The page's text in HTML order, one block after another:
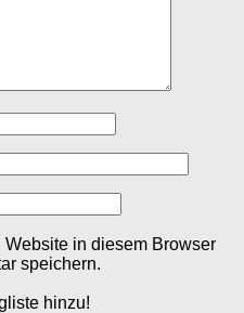
in diesem Browser
speichern.
hinzu!